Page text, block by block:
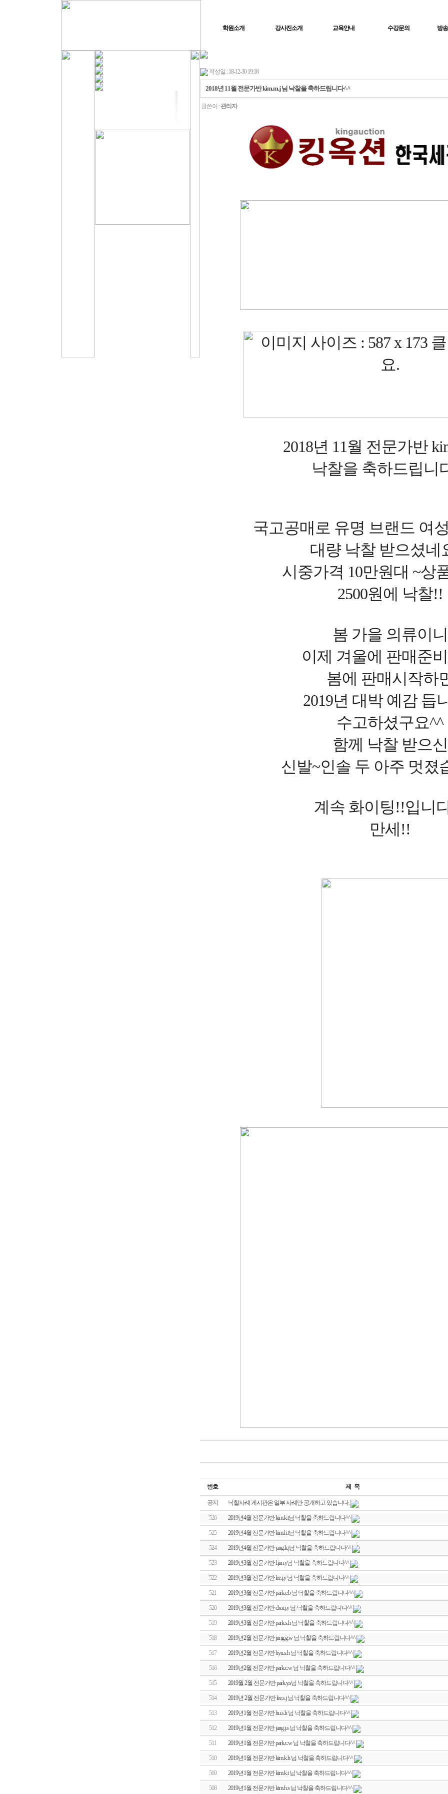
학원소개 강사진소개 교육안내 수강문의 방
작성일 : 18-12-30 19:18
2018년 11월 전문가반 kim.m.j 님 낙찰을 축하드립니다^^
글쓴이 : 관리자
2018년 11월 전문가반
낙찰을 축하드립니
국고공매로 유명 브랜드 여
대량 낙찰 받으셨네
시중가격 10만원대 ~상
2500원에 낙찰!!
봄 가을 의류이니
이제 겨울에 판매준
봄에 판매시작하
2019년 대박 예감 듭
수고하셨구요^^
함께 낙찰 받으신
신발~인솔 두 아주 멋졌
계속 화이팅!!입니
만세!!
번호
제 목
공지 낙찰사례 게시판은 일부 사례만 공개하고 있습니다.
526 2019년4월 전문가반 kim.k.t님 낙찰을 축하드립니다^^
525 2019년4월 전문가반 kim.h.t님 낙찰을 축하드립니다^^
524 2019년4월 전문가반 jang.k.j님 낙찰을 축하드립니다^^
523 2019년3월 전문가반 l.jun.y님 낙찰을 축하드립니다^^
522 2019년3월 전문가반 lee.j.y 님 낙찰을 축하드립니다^^
521 2019년3월 전문가반 park.e.b 님 낙찰을 축하드립니다^^
520 2019년3월 전문가반 choi.j.y 님 낙찰을 축하드립니다^^
519 2019년3월 전문가반 park.s.h 님 낙찰을 축하드립니다^^
518 2019년2월 전문가반 jung.g.w 님 낙찰을 축하드립니다^^
517 2019년2월 전문가반 hyu.s.h 님 낙찰을 축하드립니다^^
516 2019년2월 전문가반 park.c.w 님 낙찰을 축하드립니다^^
515 2019월 2월 전문가반 park.y.s님 낙찰을 축하드립니다^^
514 2019년 2월 전문가반 lee.s.j 님 낙찰을 축하드립니다^^
513 2019년1월 전문가반 hu.s.h 님 낙찰을 축하드립니다^^
512 2019년1월 전문가반 jang.j.s 님 낙찰을 축하드립니다^^
511 2019년1월 전문가반 park.c.w 님 낙찰을 축하드립니다^^
510 2019년1월 전문가반 kim.k.h 님 낙찰을 축하드립니다^^
509 2019년1월 전문가반 kim.k.t 님 낙찰을 축하드립니다^^
508 2019년1월 전문가반 kim.h.s 님 낙찰을 축하드립니다^^